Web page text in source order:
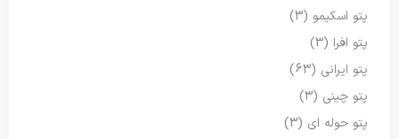
پتو اسکیمو (3)
پتو افرا (3)
پتو ایرانی (63)
پتو چینی (3)
پتو حوله ای (3)